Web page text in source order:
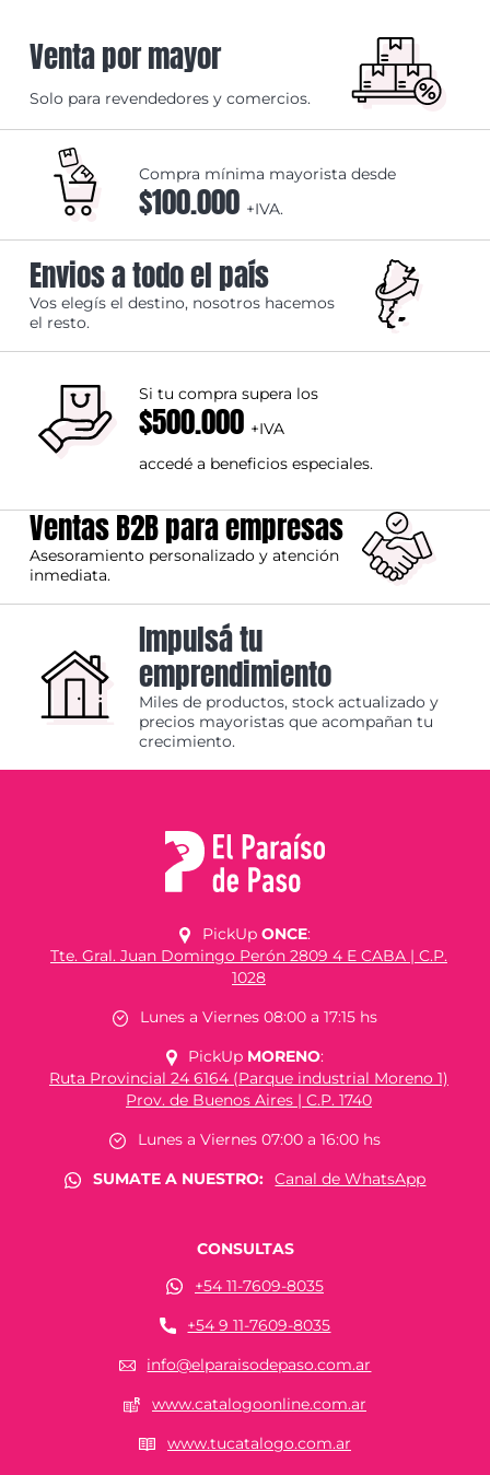
Venta por mayor
Solo para revendedores y comercios.
Compra mínima mayorista desde
$100.000 +IVA.
Envios a todo el país
Vos elegís el destino, nosotros hacemos
el resto.
Si tu compra supera los
$500.000 +IVA
accedé a beneficios especiales.
Ventas B2B para empresas
Asesoramiento personalizado y atención
inmediata.
Impulsá tu
emprendimiento
Miles de productos, stock actualizado y
precios mayoristas que acompañan tu
crecimiento.
PickUp ONCE:
Tte. Gral. Juan Domingo Perón 2809 4 E CABA | C.P.
1028
Lunes a Viernes 08:00 a 17:15 hs
PickUp MORENO:
Ruta Provincial 24 6164 (Parque industrial Moreno 1)
Prov. de Buenos Aires | C.P. 1740
Lunes a Viernes 07:00 a 16:00 hs
SUMATE A NUESTRO:
Canal de WhatsApp
CONSULTAS
+54 11-7609-8035
+54 9 11-7609-8035
info@elparaisodepaso.com.ar
www.catalogoonline.com.ar
www.tucatalogo.com.ar